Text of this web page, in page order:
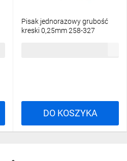
Pisak jednorazowy grubość
kreski 0,25mm 258-327
DO KOSZYKA